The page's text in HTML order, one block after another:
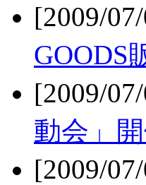
[2009/
GOODS
[2009/
動会」
[2009/